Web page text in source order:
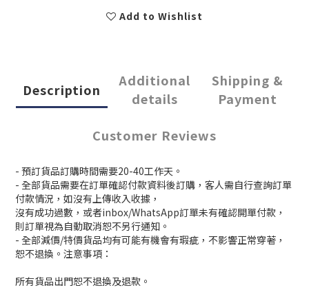
Add to Wishlist
Description
Additional
details
Shipping &
Payment
Customer Reviews
- 預訂貨品訂購時間需要20-40工作天。
- 全部貨品需要在訂單確認付款資料後訂購，客人需自行查詢訂單
付款情況，如沒有上傳收入收據，
沒有成功過數，或者inbox/WhatsApp訂單未有確認開單付款，
則訂單視為自動取消恕不另行通知。
- 全部減價/特價貨品均有可能有機會有瑕疵，不影響正常穿著，
恕不退換。注意事項：
所有貨品出門恕不退換及退款。